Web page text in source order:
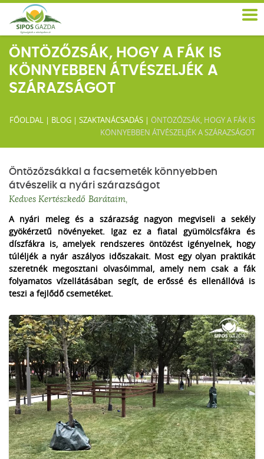
ÖNTÖZŐZSÁK, HOGY A FÁK IS
KÖNNYEBBEN ÁTVÉSZELJÉK A
SZÁRAZSÁGOT
FŐOLDAL | BLOG | SZAKTANÁCSADÁS | ÖNTÖZŐZSÁK, HOGY A FÁK IS
KÖNNYEBBEN ÁTVÉSZELJÉK A SZÁRAZSÁGOT
Öntözőzsákkal a facsemeték könnyebben
átvészelik a nyári szárazságot
Kedves Kertészkedő Barátaim,
A nyári meleg és a szárazság nagyon megviseli a sekély
gyökérzetű növényeket. Igaz ez a fiatal gyümölcsfákra és
díszfákra is, amelyek rendszeres öntözést igényelnek, hogy
túléljék a nyár aszályos időszakait. Most egy olyan praktikát
szeretnék megosztani olvasóimmal, amely nem csak a fák
folyamatos vízellátásában segít, de erőssé és ellenállóvá is
teszi a fejlődő csemetéket.